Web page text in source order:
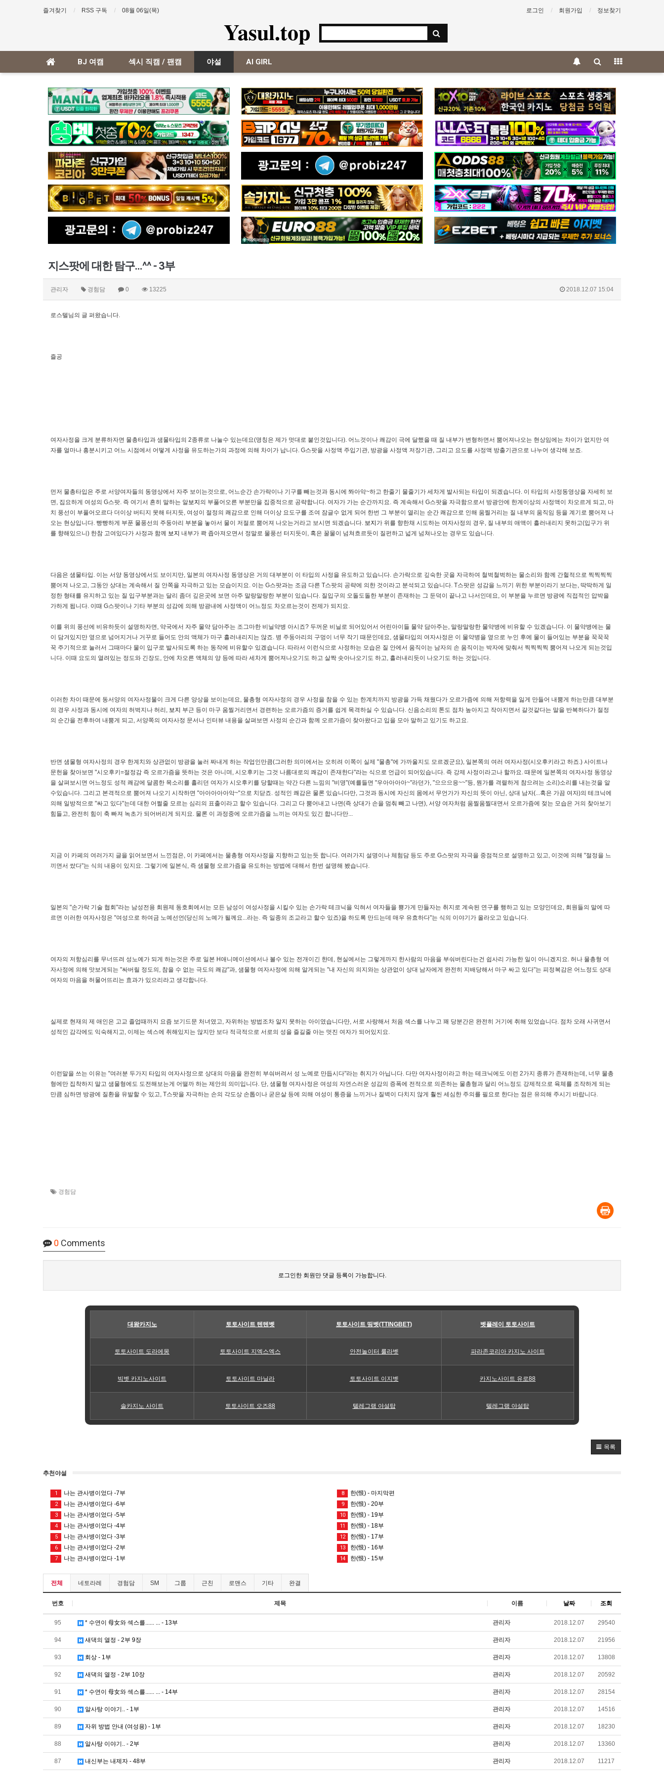
즐겨찾기 RSS 구독 08월 06일(목) 로그인 회원가입 정보찾기
Yasul.top
BJ 여캠 섹시 직캠 / 팬캠 야설 AI GIRL
지스팟에 대한 탐구...^^ - 3부
관리자 경험담 0 13225 2018.12.07 15:04
로스텔님의 글 퍼왔습니다.
즐공
여자사정을 크게 분류하자면 물총타입과 샘물타입의 2종류로 나눌수 있는데요(명칭은 제가 멋대로 붙인것입니다). 어느것이나 쾌감이 극에 달했을 때 질 내부가 변형하면서 뿜어져나오는 현상임에는 차이가 없지만 여
자를 얼마나 흥분시키고 어느 시점에서 어떻게 사정을 유도하는가의 과정에 의해 차이가 납니다. G스팟을 사정액 주입기관, 방광을 사정액 저장기관, 그리고 요도를 사정액 방출기관으로 나누어 생각해 보죠.
먼저 물총타입은 주로 서양여자들의 동영상에서 자주 보이는것으로, 어느순간 손가락이나 기구를 빼는것과 동시에 쫘아악~하고 한줄기 물줄기가 세차게 발사되는 타입이 되겠습니다. 이 타입의 사정동영상을 자세히 보
면, 집요하게 여성의 G스팟. 즉 여기서 흔히 말하는 알보지 의 부풀어오른 부분만을 집중적으로 공략합니다. 여자가 가는 순간까지요. 즉 계속해서 G스팟을 자극함으로서 방광안에 한계이상의 사정액이 차오르게 되고, 마
치 풍선이 부풀어오르다 더이상 버티지 못해 터지듯, 여성이 절정의 쾌감으로 인해 더이상 요도구를 조여 잠글수 없게 되어 한번 그 부분이 열리는 순간 쾌감으로 인해 움찔거리는 질 내부의 움직임 등을 계기로 뿜어져 나
오는 현상입니다. 빵빵하게 부푼 물풍선의 주둥아리 부분을 놓아서 물이 저절로 뿜어져 나오는거라고 보시면 되겠습니다. 보지 가 위를 향한채 시도하는 여자사정의 경우, 질 내부의 애액이 흘러내리지 못하고(입구가 위
를 향해있으니) 한참 고여있다가 사정과 함께 보지 내부가 콱 좁아져오면서 정말로 물풍선 터지듯이, 혹은 꿀물이 넘쳐흐르듯이 질펀하고 넓게 넘쳐나오는 경우도 있습니다.
다음은 샘물타입. 이는 서양 동영상에서도 보이지만, 일본의 여자사정 동영상은 거의 대부분이 이 타입의 사정을 유도하고 있습니다. 손가락으로 깊숙한 곳을 자극하여 철벅철벅하는 물소리와 함께 간헐적으로 찍찍찍찍
뿜어져 나오고, 그동안 상대는 계속해서 질 안쪽을 자극하고 있는 모습이지요. 이는 G스팟과는 조금 다른 T스팟의 공략에 의한 것이라고 분석되고 있습니다. T스팟은 성감을 느끼기 위한 부분이라기 보다는, 딱딱하게 일
정한 형태를 유지하고 있는 질 입구부분과는 달리 좀더 깊은곳에 보면 아주 말랑말랑한 부분이 있습니다. 질입구의 오돌도돌한 부분이 존재하는 그 둔덕이 끝나고 나서인데요, 이 부분을 누르면 방광에 직접적인 압박을
가하게 됩니다. 이때 G스팟이나 기타 부분의 성감에 의해 방광내에 사정액이 어느정도 차오르는것이 전제가 되지요.
이를 위의 풍선에 비유하듯이 설명하자면, 약국에서 자주 물약 담아주는 조그마한 비닐약병 아시죠? 두꺼운 비닐로 되어있어서 어린아이들 물약 담아주는, 말랑말랑한 물약병에 비유할 수 있겠습니다. 이 물약병에는 물
이 담겨있지만 옆으로 넘어지거나 거꾸로 들어도 안의 액체가 마구 흘러내리지는 않죠. 병 주둥아리의 구멍이 너무 작기 때문인데요, 샘물타입의 여자사정은 이 물약병을 옆으로 누인 후에 물이 들어있는 부분을 꾹꾹꾹
꾹 주기적으로 눌러서 그때마다 물이 입구로 발사되도록 하는 동작에 비유할수 있겠습니다. 따라서 이런식으로 사정하는 모습은 질 안에서 움직이는 남자의 손 움직이는 박자에 맞춰서 찍찍찍찍 뿜어져 나오게 되는것입
니다. 이때 요도의 열려있는 정도와 긴장도, 안에 차오른 액체의 양 등에 따라 세차게 뿜어져나오기도 하고 살짝 솟아나오기도 하고, 흘러내리듯이 나오기도 하는 것입니다.
이러한 차이 때문에 동서양의 여자사정물이 크게 다른 양상을 보이는데요, 물총형 여자사정의 경우 사정을 참을 수 있는 한계치까지 방광을 가득 채웠다가 오르가즘에 의해 저항력을 잃게 만들어 내뿜게 하는만큼 대부분
의 경우 사정과 동시에 여자의 허벅지나 허리, 보지 부근 등이 마구 움찔거리면서 경련하는 오르가즘의 증거를 쉽게 목격하실 수 있습니다. 신음소리의 톤도 점차 높아지고 작아지면서 갈것같다는 말을 반복하다가 절정
의 순간을 전후하여 내뿜게 되고, 서양쪽의 여자사정 문서나 인터뷰 내용을 살펴보면 사정의 순간과 함께 오르가즘이 찾아왔다고 입을 모아 말하고 있기도 하고요.
반면 샘물형 여자사정의 경우 한계치와 상관없이 방광을 눌러 짜내게 하는 작업인만큼(그러한 의미에서는 오히려 이쪽이 실제 "물총"에 가까울지도 모르겠군요), 일본쪽의 여러 여자사정(시오후키라고 하죠.) 사이트나
문헌을 찾아보면 "시오후키=절정감 즉 오르가즘을 뜻하는 것은 아니며, 시오후키는 그것 나름대로의 쾌감이 존재한다"라는 식으로 언급이 되어있습니다. 즉 강제 사정이라고나 할까요. 때문에 일본쪽의 여자사정 동영상
을 살펴보시면 어느정도 성적 쾌감에 달콤한 목소리를 흘리던 여자가 시오후키를 당할때는 약간 다른 느낌의 "비명"(예를들면 "우아아아아~"라던가, "으으으응~~"등, 뭔가를 격렬하게 참으려는 소리)소리를 내는것을 알
수있습니다. 그리고 본격적으로 뿜어져 나오기 시작하면 "아아아아아악~"으로 치닫죠. 성적인 쾌감은 물론 있습니다만, 그것과 동시에 자신의 몸에서 무언가가 자신의 뜻이 아닌, 상대 남자(...혹은 가끔 여자)의 테크닉에
의해 일방적으로 "싸고 있다"는데 대한 어쩔줄 모르는 심리의 표출이라고 할수 있습니다. 그리고 다 뿜어내고 나면(즉 상대가 손을 멈춰 빼고 나면), 서양 여자처럼 움찔움찔대면서 오르가즘에 젖는 모습은 거의 찾아보기
힘들고, 완전히 힘이 축 빠져 녹초가 되어버리게 되지요. 물론 이 과정중에 오르가즘을 느끼는 여자도 있긴 합니다만...
지금 이 카페의 여러가지 글을 읽어보면서 느낀점은, 이 카페에서는 물총형 여자사정을 지향하고 있는듯 합니다. 여러가지 설명이나 체험담 등도 주로 G스팟의 자극을 중점적으로 설명하고 있고, 이것에 의해 "절정을 느
끼면서 쌌다"는 식의 내용이 있지요. 그렇기에 일본식, 즉 샘물형 오르가즘을 유도하는 방법에 대해서 한번 설명해 봤습니다.
일본의 "손가락 기술 협회"라는 남성전용 회원제 동호회에서는 모든 남성이 여성사정을 시킬수 있는 손가락 테크닉을 익혀서 여자들을 뿅가게 만들자는 취지로 계속된 연구를 행하고 있는 모양인데요, 회원들의 말에 따
르면 이러한 여자사정은 "여성으로 하여금 노예선언(당신의 노예가 될께요...라는. 즉 일종의 조교라고 할수 있죠)을 하도록 만드는데 매우 유효하다"는 식의 이야기가 올라오고 있습니다.
여자의 저항심리를 무너뜨려 성노예가 되게 하는것은 주로 일본 H애니메이션에서나 볼수 있는 전개이긴 한데, 현실에서는 그렇게까지 한사람의 마음을 부숴버린다는건 쉽사리 가능한 일이 아니겠지요. 허나 물총형 여
자사정에 의해 맛보게되는 "싸버릴 정도의, 참을 수 없는 극도의 쾌감"과, 샘물형 여자사정에 의해 알게되는 "내 자신의 의지와는 상관없이 상대 남자에게 완전히 지배당해서 마구 싸고 있다"는 피정복감은 어느정도 상대
여자의 마음을 허물어뜨리는 효과가 있으리라고 생각합니다.
실제로 현재의 제 애인은 고교 졸업때까지 요즘 보기드문 처녀였고, 자위하는 방법조차 알지 못하는 아이였습니다만, 서로 사랑해서 처음 섹스를 나누고 꽤 당분간은 완전히 거기에 취해 있었습니다. 점차 오래 사귀면서
성적인 감각에도 익숙해지고, 이제는 섹스에 취해있지는 않지만 보다 적극적으로 서로의 성을 즐길줄 아는 멋진 여자가 되어있지요.
이런말을 쓰는 이유는 "여러분 두가지 타입의 여자사정으로 상대의 마음을 완전히 부숴버려서 성 노예로 만듭시다"라는 취지가 아닙니다. 다만 여자사정이라고 하는 테크닉에도 이런 2가지 종류가 존재하는데, 너무 물총
형에만 집착하지 말고 샘물형에도 도전해보는게 어떨까 하는 제안의 의미입니다. 단, 샘물형 여자사정은 여성의 자연스러운 성감의 증폭에 전적으로 의존하는 물총형과 달리 어느정도 강제적으로 육체를 조작하게 되는
만큼 심하면 방광에 질환을 유발할 수 있고, T스팟을 자극하는 손의 각도상 손톱이나 굳은살 등에 의해 여성이 통증을 느끼거나 질벽이 다치지 않게 훨씬 세심한 주의를 필요로 한다는 점은 유의해 주시기 바랍니다.
경험담
0 Comments
로그인한 회원만 댓글 등록이 가능합니다.
대왕카지노 토토사이트 텐텐벳 토토사이트 띵벳(TTINGBET) 벳플레이 토토사이트
토토사이트 도라에몽 토토사이트 지엑스엑스 안전놀이터 룰라벳 파라존코리아 카지노 사이트
빅벳 카지노사이트 토토사이트 마닐라 토토사이트 이지벳 카지노사이트 유로88
솔카지노 사이트 토토사이트 오즈88 텔레그램 야설탑 텔레그램 야설탑
목록
추천야설
1 나는 관사병이었다 -7부
2 나는 관사병이었다 -6부
3 나는 관사병이었다 -5부
4 나는 관사병이었다 -4부
5 나는 관사병이었다 -3부
6 나는 관사병이었다 -2부
7 나는 관사병이었다 -1부
8 한(恨) - 마지막편
9 한(恨) - 20부
10 한(恨) - 19부
11 한(恨) - 18부
12 한(恨) - 17부
13 한(恨) - 16부
14 한(恨) - 15부
전체 네토라레 경험담 SM 그룹 근친 로맨스 기타 완결
번호 제목 이름 날짜 조회
95 * 수연이 母女와 섹스를...... ... - 13부 관리자 2018.12.07 29540
94 새댁의 열정 - 2부 9장 관리자 2018.12.07 21956
93 회상 - 1부 관리자 2018.12.07 13808
92 새댁의 열정 - 2부 10장 관리자 2018.12.07 20592
91 * 수연이 母女와 섹스를...... ... - 14부 관리자 2018.12.07 28154
90 알사탕 이야기.. - 1부 관리자 2018.12.07 14516
89 자위 방법 안내 (여성용) - 1부 관리자 2018.12.07 18230
88 알사탕 이야기.. - 2부 관리자 2018.12.07 13360
87 내신부는 내제자 - 48부 관리자 2018.12.07 11217